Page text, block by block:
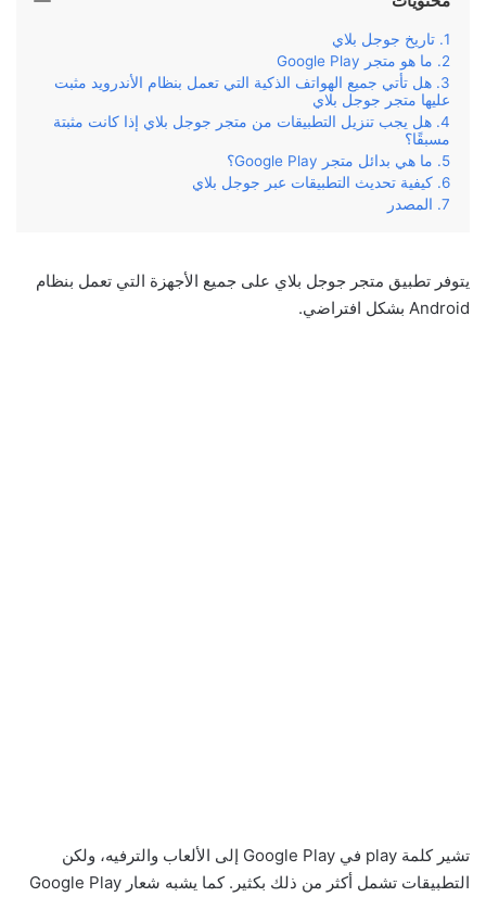
تاريخ جوجل بلاي
ما هو متجر Google Play
هل تأتي جميع الهواتف الذكية التي تعمل بنظام الأندرويد مثبت
عليها متجر جوجل بلاي
هل يجب تنزيل التطبيقات من متجر جوجل بلاي إذا كانت مثبتة
مسبقًا؟
ما هي بدائل متجر Google Play؟
كيفية تحديث التطبيقات عبر جوجل بلاي
المصدر
يتوفر تطبيق متجر جوجل بلاي على جميع الأجهزة التي تعمل بنظام
Android بشكل افتراضي.
تشير كلمة play في Google Play إلى الألعاب والترفيه، ولكن
التطبيقات تشمل أكثر من ذلك بكثير. كما يشبه شعار Google Play